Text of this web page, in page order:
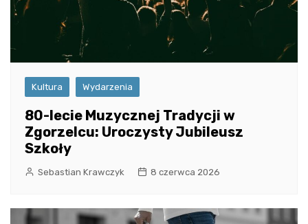
Kultura Wydarzenia
80-lecie Muzycznej Tradycji w
Zgorzelcu: Uroczysty Jubileusz
Szkoły
Sebastian Krawczyk 8 czerwca 2026